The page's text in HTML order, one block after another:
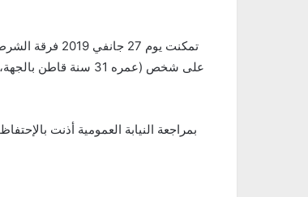
تمكنت يوم 27
على شخص (عمره 31
بمراجعة النيابة العمومية أذنت